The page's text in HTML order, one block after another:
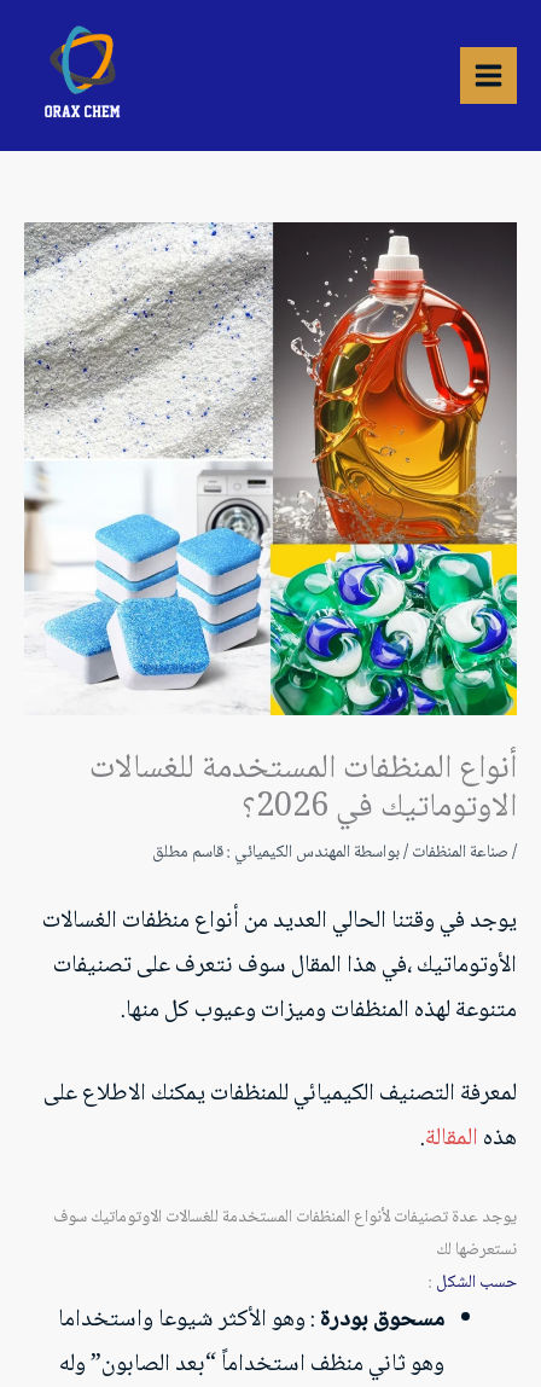
المحتوى
أنواع المنظفات المستخدمة للغسالات
الاوتوماتيك في 2026؟
/صناعة المنظفات/ بواسطة المهندس الكيميائي : قاسم مطلق
يوجد في وقتنا الحالي العديد من أنواع منظفات الغسالات
الأوتوماتيك ،في هذا المقال سوف نتعرف على تصنيفات
متنوعة لهذه المنظفات وميزات وعيوب كل منها.
لمعرفة التصنيف الكيميائي للمنظفات يمكنك الاطلاع على
هذهالمقالة.
يوجد عدة تصنيفات لأنواع المنظفات المستخدمة للغسالات الاوتوماتيك سوف
نستعرضها لك
حسب الشكل :
مسحوق بودرة: وهو الأكثر شيوعا واستخداما
وهو ثاني منظف استخداماً “بعد الصابون” وله